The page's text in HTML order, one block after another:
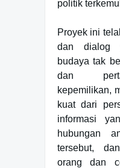
politik
Proyek ini
dan dialog
budaya tak
dan
kepemilikan,
kuat dari
informasi
hubungan
tersebut,
orang dan